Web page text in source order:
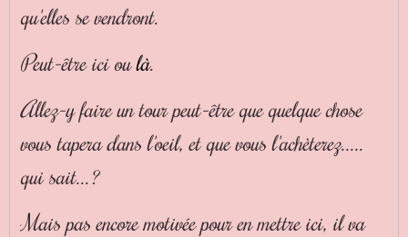
qu'elles se vendront.
Peut-être ici oulà.
Allez-y faire un tour peut-être que quelque chose
vous tapera dans l'oeil, et que vous l'achèterez.....
qui sait...?
Mais pas encore motivée pour en mettre ici, il va